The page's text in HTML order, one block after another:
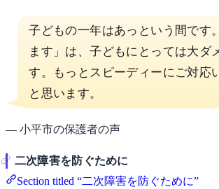
子どもの一年はあっという間です
ます」は、子どもにとっては大ダ
す。もっとスピーディーにご対応
と思います。
— 小平市の保護者の声
二次障害を防ぐために
Section titled “二次障害を防ぐために”